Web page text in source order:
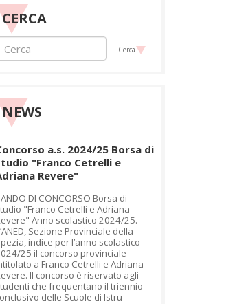
CERCA
Cerca
NEWS
a.s. 2024/25 Borsa di
"Franco Cetrelli e
Revere"
DI CONCORSO Borsa di
"Franco Cetrelli e Adriana
Anno scolastico 2024/25.
Sezione Provinciale della
indice per l’anno scolastico
25 il concorso provinciale
a Franco Cetrelli e Adriana
Il concorso è riservato agli
che frequentano il triennio
delle Scuole di Istru